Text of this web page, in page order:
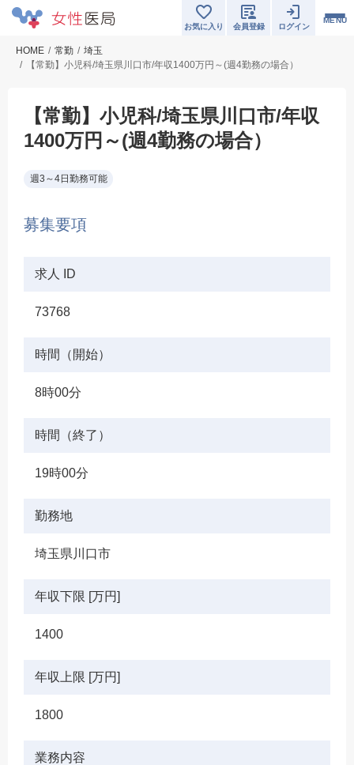
MENU
お気に入り 会員登録 ログイン
HOME 常勤
埼玉
【常勤】小児科/埼玉県川口市/年収1400万円～(週4勤務の場合）
【常勤】小児科/埼玉県川口市/年収
1400万円～(週4勤務の場合）
週3～4日勤務可能
募集要項
求人 ID
73768
時間（開始）
8時00分
時間（終了）
19時00分
勤務地
埼玉県川口市
年収下限 [万円]
1400
年収上限 [万円]
1800
業務内容